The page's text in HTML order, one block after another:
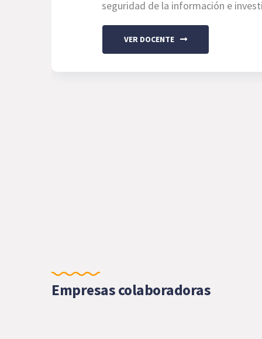
seguridad de la información e
VER DOCENTE
Empresas colaboradoras